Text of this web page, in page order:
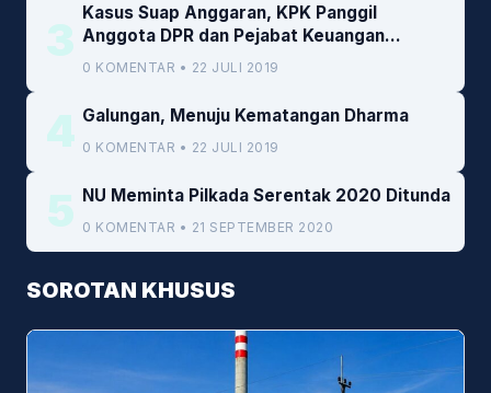
3
Kasus Suap Anggaran, KPK Panggil
Anggota DPR dan Pejabat Keuangan
Kemenkeu
0 KOMENTAR • 22 JULI 2019
4 Galungan, Menuju Kematangan Dharma
0 KOMENTAR • 22 JULI 2019
5 NU Meminta Pilkada Serentak 2020 Ditunda
0 KOMENTAR • 21 SEPTEMBER 2020
SOROTAN KHUSUS